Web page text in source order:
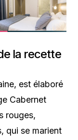
la recette
est élaboré
Cabernet
rouges,
qui se marient